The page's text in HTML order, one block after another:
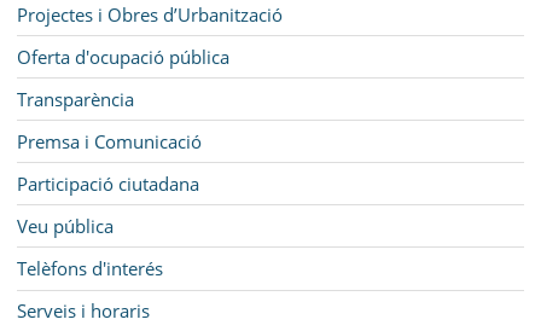
Projectes i Obres d’Urbanització
Oferta d'ocupació pública
Transparència
Premsa i Comunicació
Participació ciutadana
Veu pública
Telèfons d'interés
Serveis i horaris